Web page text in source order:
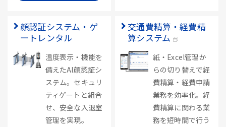
顔認証システム・ゲ
ートレンタル
温度表示・機能を
備えたAI顔認証シ
ステム。セキュリ
ティゲートと組合
せ、安全な入退室
管理を実現。
交通費精算・経費精
算システム
紙・Excel管理か
らの切り替えで経
費精算・経費申請
業務を効率化。経
費精算に関わる業
務を短時間で行う